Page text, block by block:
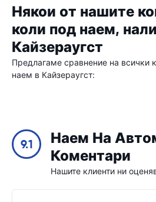
Някои от нашите
коли под наем,
Кайзераугст
Предлагаме сравнение на всички
наем в Кайзераугст:
9.1
Наем На
Коментари
Нашите клиенти ни